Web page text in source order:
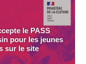
le PASS
pour les jeunes
sur le site